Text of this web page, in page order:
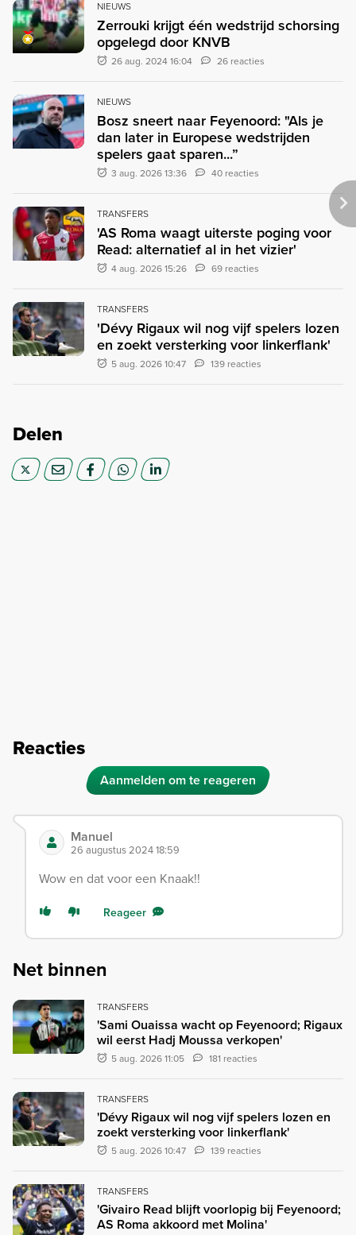
NIEUWS
Zerrouki krijgt één wedstrijd schorsing
opgelegd door KNVB
26 aug. 2024 16:04 26 reacties
NIEUWS
Bosz sneert naar Feyenoord: "Als je
dan later in Europese wedstrijden
spelers gaat sparen...”
3 aug. 2026 13:36 40 reacties
TRANSFERS
'AS Roma waagt uiterste poging voor
Read: alternatief al in het vizier'
4 aug. 2026 15:26 69 reacties
TRANSFERS
'Dévy Rigaux wil nog vijf spelers lozen
en zoekt versterking voor linkerflank'
5 aug. 2026 10:47 139 reacties
Delen
Reacties
Aanmelden om te reageren
Manuel
26 augustus 2024 18:59
Wow en dat voor een Knaak!!
Reageer
Net binnen
TRANSFERS
'Sami Ouaissa wacht op Feyenoord; Rigaux
wil eerst Hadj Moussa verkopen'
5 aug. 2026 11:05 181 reacties
TRANSFERS
'Dévy Rigaux wil nog vijf spelers lozen en
zoekt versterking voor linkerflank'
5 aug. 2026 10:47 139 reacties
TRANSFERS
'Givairo Read blijft voorlopig bij Feyenoord;
AS Roma akkoord met Molina'